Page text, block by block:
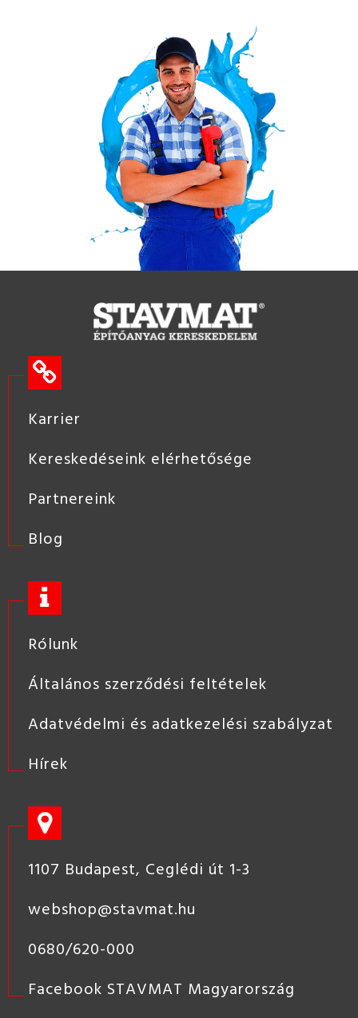
Karrier
Kereskedéseink elérhetősége
Partnereink
Blog
Rólunk
Általános szerződési feltételek
Adatvédelmi és adatkezelési szabályzat
Hírek
1107 Budapest, Ceglédi út 1-3
webshop@stavmat.hu
0680/620-000
Facebook STAVMAT Magyarország